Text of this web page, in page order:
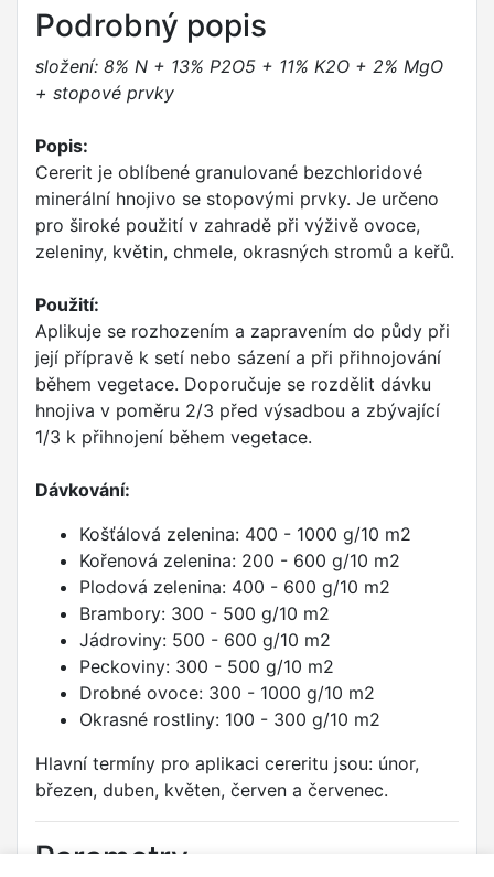
Podrobný popis
složení: 8% N + 13% P2O5 + 11% K2O + 2% MgO
+ stopové prvky
Popis:
Cererit je oblíbené granulované bezchloridové
minerální hnojivo se stopovými prvky. Je určeno
pro široké použití v zahradě při výživě ovoce,
zeleniny, květin, chmele, okrasných stromů a keřů.
Použití:
Aplikuje se rozhozením a zapravením do půdy při
její přípravě k setí nebo sázení a při přihnojování
během vegetace. Doporučuje se rozdělit dávku
hnojiva v poměru 2/3 před výsadbou a zbývající
1/3 k přihnojení během vegetace.
Dávkování:
Košťálová zelenina: 400 - 1000 g/10 m2
Kořenová zelenina: 200 - 600 g/10 m2
Plodová zelenina: 400 - 600 g/10 m2
Brambory: 300 - 500 g/10 m2
Jádroviny: 500 - 600 g/10 m2
Peckoviny: 300 - 500 g/10 m2
Drobné ovoce: 300 - 1000 g/10 m2
Okrasné rostliny: 100 - 300 g/10 m2
Hlavní termíny pro aplikaci cereritu jsou: únor,
březen, duben, květen, červen a červenec.
Parametry